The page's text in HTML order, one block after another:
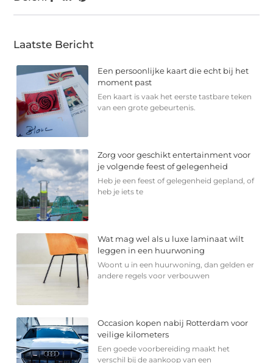
Laatste Bericht
Een persoonlijke kaart die echt bij het
moment past
Een kaart is vaak het eerste tastbare teken
van een grote gebeurtenis.
Zorg voor geschikt entertainment voor
je volgende feest of gelegenheid
Heb je een feest of gelegenheid gepland, of
heb je iets te
Wat mag wel als u luxe laminaat wilt
leggen in een huurwoning
Woont u in een huurwoning, dan gelden er
andere regels voor verbouwen
Occasion kopen nabij Rotterdam voor
veilige kilometers
Een goede voorbereiding maakt het
verschil bij de aankoop van een